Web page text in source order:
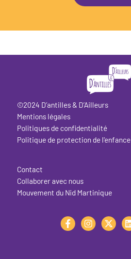
©2024 D’antilles & D’Ailleurs
Mentions légales
Politiques de confidentialité
Politique de protection de l'enfance
Contact
Collaborer avec nous
Mouvement du Nid Martinique